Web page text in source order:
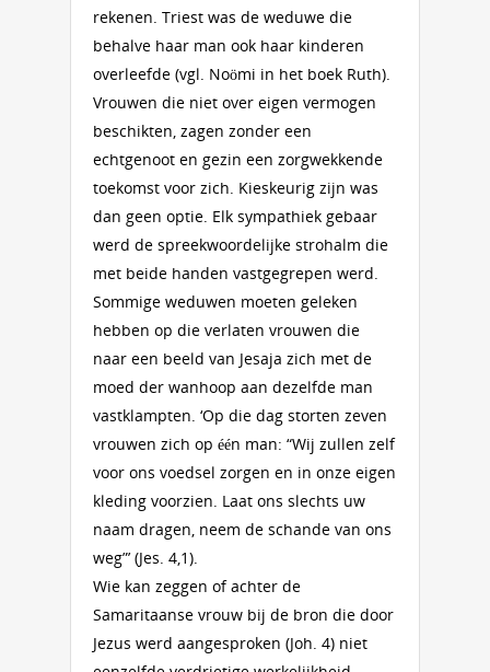
rekenen. Triest was de weduwe die
behalve haar man ook haar kinderen
overleefde (vgl. Noömi in het boek Ruth).
Vrouwen die niet over eigen vermogen
beschikten, zagen zonder een
echtgenoot en gezin een zorgwekkende
toekomst voor zich. Kieskeurig zijn was
dan geen optie. Elk sympathiek gebaar
werd de spreekwoordelijke strohalm die
met beide handen vastgegrepen werd.
Sommige weduwen moeten geleken
hebben op die verlaten vrouwen die
naar een beeld van Jesaja zich met de
moed der wanhoop aan dezelfde man
vastklampten. ‘Op die dag storten zeven
vrouwen zich op één man: “Wij zullen zelf
voor ons voedsel zorgen en in onze eigen
kleding voorzien. Laat ons slechts uw
naam dragen, neem de schande van ons
weg”’ (Jes. 4,1).
Wie kan zeggen of achter de
Samaritaanse vrouw bij de bron die door
Jezus werd aangesproken (Joh. 4) niet